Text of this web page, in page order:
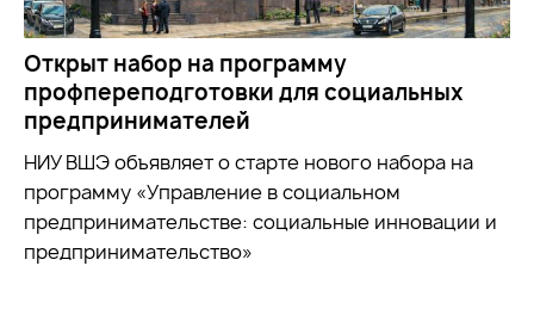
Открыт набор на программу
профпереподготовки для социальных
предпринимателей
НИУ ВШЭ объявляет о старте нового набора на
программу «Управление в социальном
предпринимательстве: социальные инновации и
предпринимательство»